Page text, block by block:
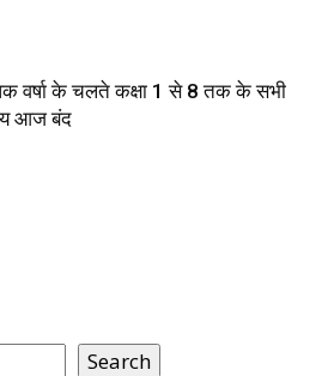
वर्षा के चलते कक्षा 1 से 8 तक के सभी
आज बंद
Search